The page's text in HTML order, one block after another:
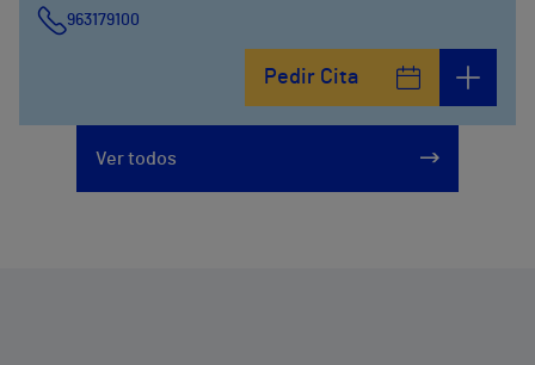
963179100
Pedir Cita
Ver todos